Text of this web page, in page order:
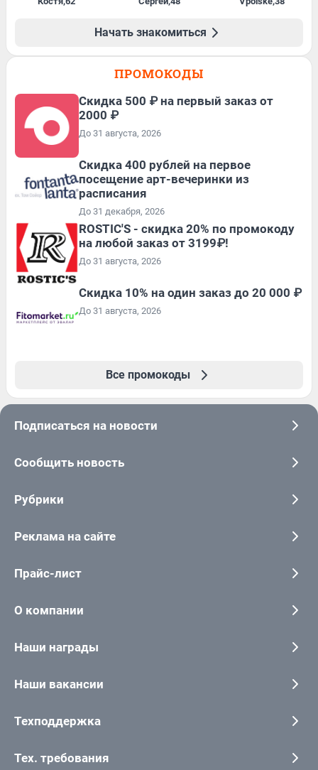
Начать знакомиться
ПРОМОКОДЫ
Скидка 500 ₽ на первый заказ от
2000 ₽
До 31 августа, 2026
Cкидка 400 рублей на первое
посещение арт-вечеринки из
расписания
До 31 декабря, 2026
ROSTIC'S - скидка 20% по промокоду
на любой заказ от 3199₽!
До 31 августа, 2026
Скидка 10% на один заказ до 20 000 ₽
До 31 августа, 2026
Все промокоды
Подписаться на новости
Сообщить новость
Рубрики
Реклама на сайте
Прайс-лист
О компании
Наши награды
Наши вакансии
Техподдержка
Тех. требования